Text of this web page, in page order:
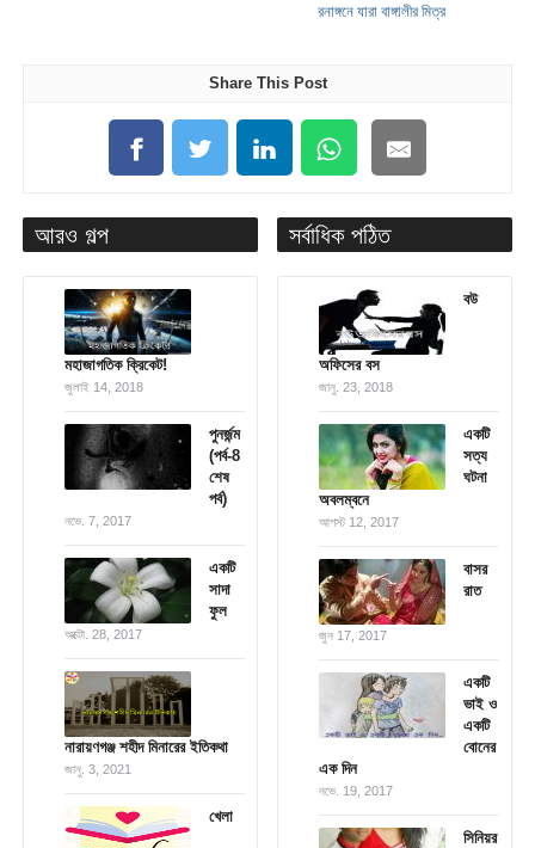
রনাঙ্গনে যারা বাঙ্গালীর মিত্র
Share This Post
আরও গল্প
মহাজাগতিক ক্রিকেট!
জুলাই 14, 2018
পুনর্জন্ম
(পর্ব-8
শেষ
পর্ব)
নভে. 7, 2017
একটি
সাদা
ফুল
অক্টো. 28, 2017
নারায়ণগঞ্জ শহীদ মিনারের ইতিকথা
জানু. 3, 2021
খেলা
সর্বাধিক পঠিত
বউ
অফিসের বস
জানু. 23, 2018
একটি
সত্য
ঘটনা
অবলম্বনে
আগস্ট 12, 2017
বাসর
রাত
জুন 17, 2017
একটি
ভাই ও
একটি
বোনের
এক দিন
নভে. 19, 2017
সিনিয়র